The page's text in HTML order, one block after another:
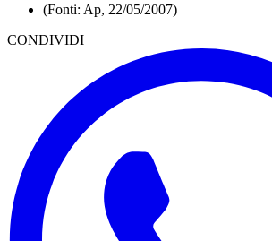
(Fonti: Ap, 22/05/2007)
CONDIVIDI